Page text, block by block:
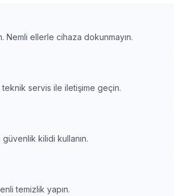
Nemli ellerle cihaza dokunmayın.
teknik servis ile iletişime geçin.
kilidi kullanın.
temizlik yapın.